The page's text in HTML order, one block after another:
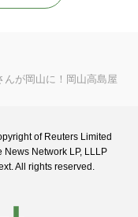
が岡山に！岡山高島屋
of Reuters Limited
Network LP, LLLP
All rights reserved.